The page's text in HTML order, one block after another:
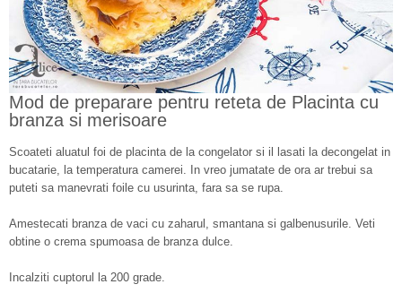
Mod de preparare pentru reteta de Placinta cu
branza si merisoare
Scoateti aluatul foi de placinta de la congelator si il lasati la decongelat in
bucatarie, la temperatura camerei. In vreo jumatate de ora ar trebui sa
puteti sa manevrati foile cu usurinta, fara sa se rupa.
Amestecati branza de vaci cu zaharul, smantana si galbenusurile. Veti
obtine o crema spumoasa de branza dulce.
Incalziti cuptorul la 200 grade.